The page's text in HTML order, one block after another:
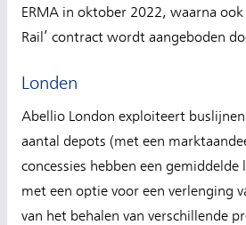
ERMA in oktober 2022, waarna ook
Rail’ contract wordt aangeboden
Londen
Abellio London exploiteert
aantal depots (met een
concessies hebben een
met een optie voor een verlenging
van het behalen van verschillende